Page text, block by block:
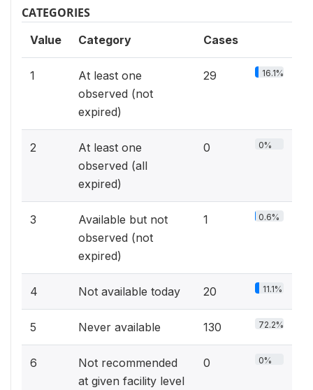
CATEGORIES
Value Category Cases
1
At least one
observed (not
expired)
29 16.1%
2
At least one
observed (all
expired)
0 0%
3
Available but not
observed (not
expired)
1 0.6%
4 Not available today 20 11.1%
5 Never available 130 72.2%
6
Not recommended
at given facility level
0 0%